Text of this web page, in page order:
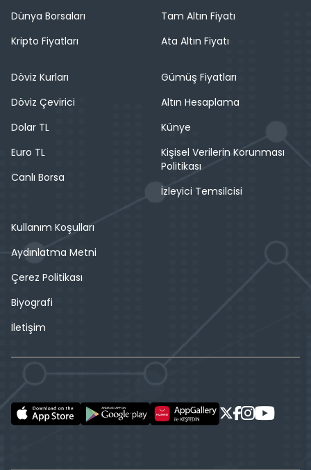
Dünya Borsaları
Kripto Fiyatları
Tam Altın Fiyatı
Ata Altın Fiyatı
Döviz Kurları
Döviz Çevirici
Dolar TL
Euro TL
Canlı Borsa
Gümüş Fiyatları
Altın Hesaplama
Künye
Kişisel Verilerin Korunması
Politikası
İzleyici Temsilcisi
Kullanım Koşulları
Aydınlatma Metni
Çerez Politikası
Biyografi
İletişim